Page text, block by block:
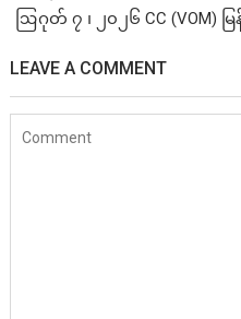
ဩဂုတ် ၇ ၊ ၂၀၂၆ CC (VOM) မ
LEAVE A COMMENT